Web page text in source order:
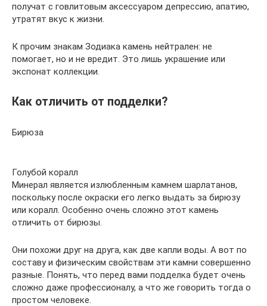
получат с говлитовым аксессуаром депрессию, апатию,
утратят вкус к жизни.
К прочим знакам Зодиака камень нейтрален: не
помогает, но и не вредит. Это лишь украшение или
экспонат коллекции.
Как отличить от подделки?
Бирюза
Голубой коралл
Минерал является излюбленным камнем шарлатанов,
поскольку после окраски его легко выдать за бирюзу
или коралл. Особенно очень сложно этот камень
отличить от бирюзы.
Они похожи друг на друга, как две капли воды. А вот по
составу и физическим свойствам эти камни совершенно
разные. Понять, что перед вами подделка будет очень
сложно даже профессионалу, а что же говорить тогда о
простом человеке.